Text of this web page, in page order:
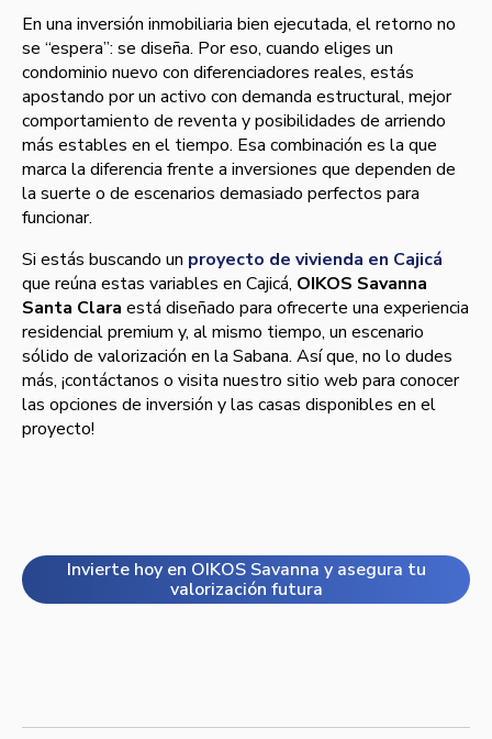
En una inversión inmobiliaria bien ejecutada, el retorno no
se “espera”: se diseña. Por eso, cuando eliges un
condominio nuevo con diferenciadores reales, estás
apostando por un activo con demanda estructural, mejor
comportamiento de reventa y posibilidades de arriendo
más estables en el tiempo. Esa combinación es la que
marca la diferencia frente a inversiones que dependen de
la suerte o de escenarios demasiado perfectos para
funcionar.
Si estás buscando un proyecto de vivienda en Cajicá
que reúna estas variables en Cajicá, OIKOS Savanna
Santa Clara está diseñado para ofrecerte una experiencia
residencial premium y, al mismo tiempo, un escenario
sólido de valorización en la Sabana. Así que, no lo dudes
más, ¡contáctanos o visita nuestro sitio web para conocer
las opciones de inversión y las casas disponibles en el
proyecto!
Invierte hoy en OIKOS Savanna y asegura tu
valorización futura